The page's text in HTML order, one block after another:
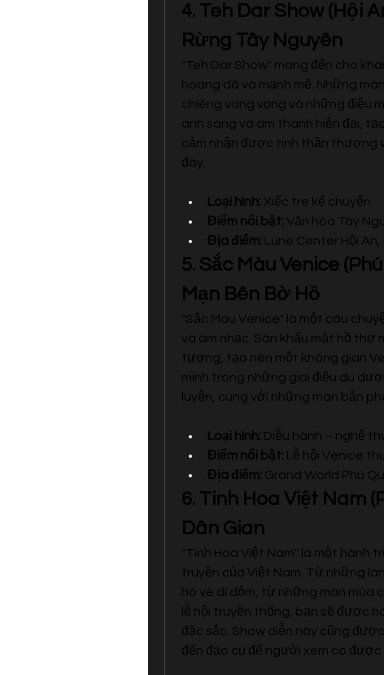
4. Teh Dar Show (Hội
Rừng Tây Nguyên
"Teh Dar Show" mang đến cho
hoang dã và mạnh mẽ. Những
chiêng vang vọng và những điệu
ánh sáng và âm thanh hiện đại,
cảm nhận được tinh thần thượng
đây.
Loại hình: Xiếc tre kể chuyện.
Điểm nổi bật: Văn hóa Tây
Địa điểm: Lune Center Hội An,
5. Sắc Màu Venice
Mạn Bên Bờ Hồ
"Sắc Màu Venice" là một câu
và âm nhạc. Sân khấu mặt hồ thơ
tượng, tạo nên một không gian
mình trong những giai điệu du
luyện, cùng với những màn bắn
Loại hình: Diễu hành – nghệ
Điểm nổi bật: Lễ hội Venice
Địa điểm: Grand World Phú
6. Tinh Hoa Việt Nam
Dân Gian
"Tinh Hoa Việt Nam" là một hành
truyền của Việt Nam. Từ những
hò vè dí dỏm, từ những màn múa
lễ hội truyền thống, bạn sẽ được
đặc sắc. Show diễn này cũng
đến đạo cụ để người xem có